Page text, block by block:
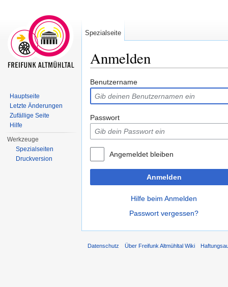
Anmelden
Benutzername
Passwort
Angemeldet bleiben
Anmelden
Hilfe beim Anmelden
Passwort vergessen?
Spezialseite
Hauptseite
Letzte Änderungen
Zufällige Seite
Hilfe
Werkzeuge
Spezialseiten
Druckversion
Datenschutz Über Freifunk Altmühltal Wiki